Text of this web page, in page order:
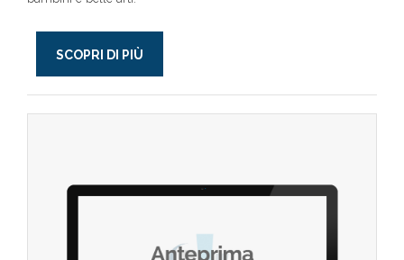
SCOPRI DI PIÙ